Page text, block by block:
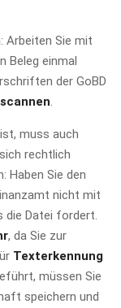
Arbeiten Sie mit
Beleg einmal
der GoBD
.
muss auch
rechtlich
Haben Sie den
nicht mit
die Datei fordert.
, da Sie zur
Texterkennung
müssen Sie
speichern und